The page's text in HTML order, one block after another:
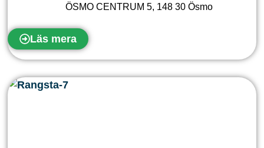
ÖSMO CENTRUM 5, 148 30 Ösmo
Läs mera